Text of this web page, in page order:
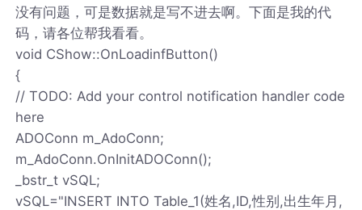
没有问题，可是数据就是写不进去啊。下面是我的代
码，请各位帮我看看。
void CShow::OnLoadinfButton()
{
// TODO: Add your control notification handler code
here
ADOConn m_AdoConn;
m_AdoConn.OnInitADOConn();
_bstr_t vSQL;
vSQL="INSERT INTO Table_1(姓名,ID,性别,出生年月,